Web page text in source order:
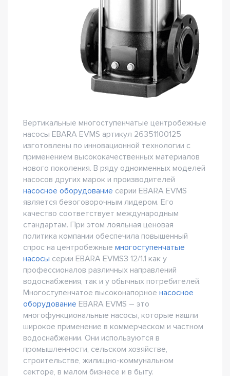
Вертикальные многоступенчатые центробежные
насосы EBARA EVMS артикул 26351100125
изготовлены по инновационной технологии с
применением высококачественных материалов
нового поколения. В ряду одноименных моделей
насосов других марок и производителей
насосное оборудование серии EBARA EVMS
является безоговорочным лидером. Его
качество соответствует международным
стандартам. При этом лояльная ценовая
политика компании обеспечила повышенный
спрос на центробежные многоступенчатые
насосы серии EBARA EVMS3 12/1.1 как у
профессионалов различных направлений
водоснабжения, так и у обычных потребителей.
Многоступенчатое высоконапорное насосное
оборудование EBARA EVMS – это
многофункциональные насосы, которые нашли
широкое применение в коммерческом и частном
водоснабжении. Они используются в
промышленности, сельском хозяйстве,
строительстве, жилищно-коммунальном
секторе, в малом бизнесе и в быту.